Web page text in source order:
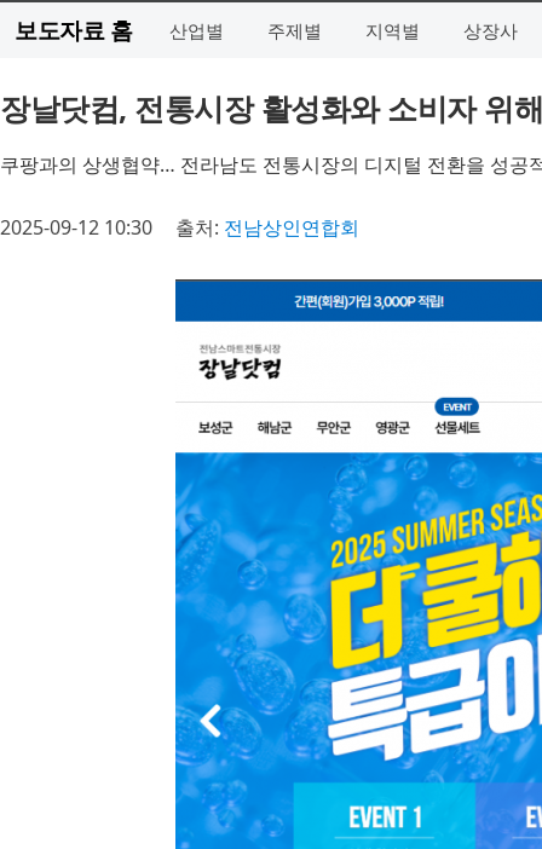
보도자료 홈 산업별 주제별 지역별 상장사
장날닷컴, 전통시장 활성화와 소비자 위
쿠팡과의 상생협약… 전라남도 전통시장의 디지털 전환을 성공
2025-09-12 10:30 출처: 전남상인연합회